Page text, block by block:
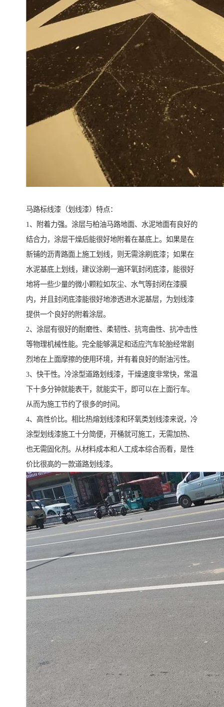
马路标线漆（划线漆）特点：
1、附着力强。涂层与柏油马路地面、水泥地面有良好的
结合力，涂层干燥后能很好地附着在基底上。如果是在
新铺的沥青路面上施工划线，则无需涂刷底漆；如果在
水泥基底上划线，建议涂刷一遍环氧封闭底漆，能很好
地将一些少量的微小颗粒如灰尘、水气等封闭在漆膜
内，并且封闭底漆能很好地渗透进水泥基层，为划线漆
提供一个良好的附着涂层。
2、涂层有很好的耐磨性、柔韧性、抗弯曲性、抗冲击性
等物理机械性能。完全能够满足和适应汽车轮胎经常剧
烈地在上面摩擦的使用环境，并有着良好的耐油污性。
3、快干性。冷涂型道路划线漆，干燥速度非常快，常温
下十多分钟就能表干，就能实干，即可以在上面行车。
从而为施工节约了很多的时间。
4、高性价比。相比热熔划线漆和环氧类划线漆来说，冷
涂型划线漆施工十分简便，开桶就可施工，无需加热、
也无需固化剂。从材料成本和人工成本综合而看，是性
价比很高的一款道路划线漆。